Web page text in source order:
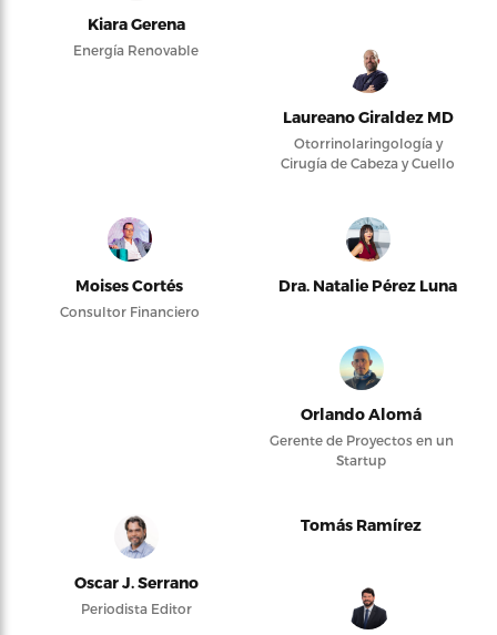
Kiara Gerena
Energía Renovable
Laureano Giraldez MD
Otorrinolaringología y
Cirugía de Cabeza y Cuello
Moises Cortés
Consultor Financiero
Dra. Natalie Pérez Luna
Orlando Alomá
Gerente de Proyectos en un
Startup
Oscar J. Serrano
Periodista Editor
Tomás Ramírez